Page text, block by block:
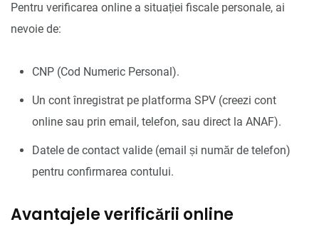
Pentru verificarea online a situației fiscale personale, ai
nevoie de:
CNP (Cod Numeric Personal).
Un cont înregistrat pe platforma SPV (creezi cont
online sau prin email, telefon, sau direct la ANAF).
Datele de contact valide (email și număr de telefon)
pentru confirmarea contului.
Avantajele verificării online